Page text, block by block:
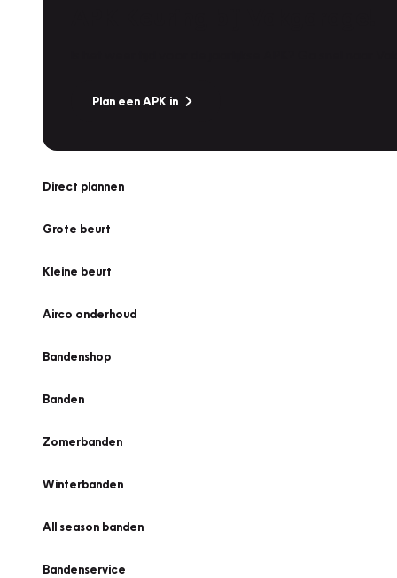
Plan een APK in
Direct plannen
Grote beurt
Kleine beurt
Airco onderhoud
Bandenshop
Banden
Zomerbanden
Winterbanden
All season banden
Bandenservice